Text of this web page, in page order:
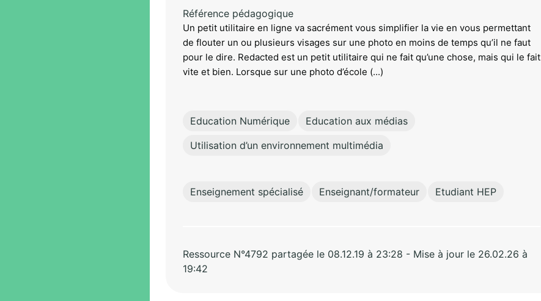
Référence pédagogique
Un petit utilitaire en ligne va sacrément vous simplifier la vie en vous permettant
de flouter un ou plusieurs visages sur une photo en moins de temps qu’il ne faut
pour le dire. Redacted est un petit utilitaire qui ne fait qu’une chose, mais qui le fait
vite et bien. Lorsque sur une photo d’école (...)
Education Numérique
Education aux médias
Utilisation d’un environnement multimédia
Enseignement spécialisé Enseignant/formateur Etudiant HEP
Ressource N°4792 partagée le 08.12.19 à 23:28 - Mise à jour le 26.02.26 à
19:42